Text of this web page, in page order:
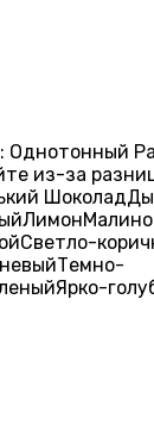
из-за
Шоколад
Лимон
Светло-
Темно-
Ярко-